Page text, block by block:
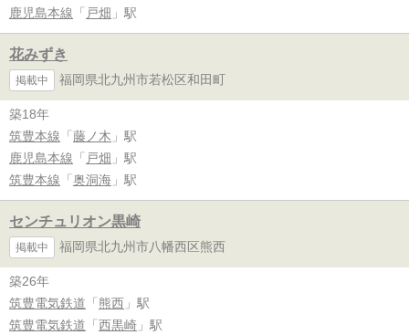
鹿児島本線 「 戸畑 」駅
花みずき
掲載中 福岡県北九州市若松区和田町
築18年
筑豊本線 「 藤ノ木 」駅
鹿児島本線 「 戸畑 」駅
筑豊本線 「 奥洞海 」駅
センチュリオン黒崎
掲載中 福岡県北九州市八幡西区熊西
築26年
筑豊電気鉄道 「 熊西 」駅
筑豊電気鉄道 「 西黒崎 」駅